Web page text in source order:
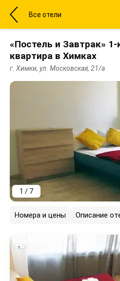
Все отели
«Постель и Завтрак»
квартира в Химках
г. Химки, ул. Московская, 21/а
1 / 7
Номера и цены Описание